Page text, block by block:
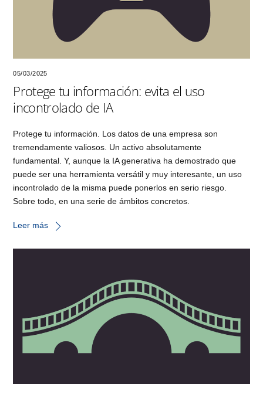
05/03/2025
Protege tu información: evita el uso
incontrolado de IA
Protege tu información. Los datos de una empresa son
tremendamente valiosos. Un activo absolutamente
fundamental. Y, aunque la IA generativa ha demostrado que
puede ser una herramienta versátil y muy interesante, un uso
incontrolado de la misma puede ponerlos en serio riesgo.
Sobre todo, en una serie de ámbitos concretos.
Leer más